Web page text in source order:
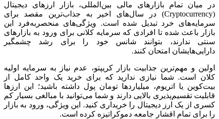
در میان تمام بازارهای مالی بین‌المللی، بازار ارزهای دیجیتال
(Cryptocurrency) در سال‌های اخیر به جذاب‌ترین مقصد برای
سرمایه‌های خرد تبدیل شده است. ویژگی‌های منحصر‌به‌فرد این
بازار باعث شده تا افرادی که سرمایه کلانی برای ورود به بازارهای
سنتی ندارند، بتوانند شانس خود را برای رشد چشمگیر
دارایی‌هایشان امتحان کنند.
اولین و مهم‌ترین جذابیت بازار کریپتو، عدم نیاز به سرمایه اولیه
کلان است. شما نیازی ندارید که برای خرید یک واحد کامل از
بیت‌کوین یا اتریوم، میلیاردها تومان پول داشته باشید؛ این ارزها
قابلیت تقسیم‌پذیری بالایی دارند و شما می‌توانید با مبالغی بسیار کم
کسری از یک ارز دیجیتال را خریداری کنید. این ویژگی، ورود به بازار
را برای تمام اقشار جامعه دموکراتیزه کرده است.